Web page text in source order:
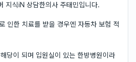
지식iN 상담한의사 주태민입니다.
인한 치료를 받을 경우엔 자동차 보험 적
당이 되며 입원실이 있는 한방병원이라